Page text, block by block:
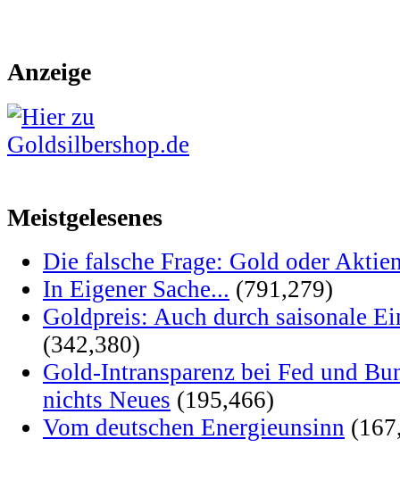
Anzeige
Meistgelesenes
Die falsche Frage: Gold oder
In Eigener Sache... (791,279)
Goldpreis: Auch durch saisonale
(342,380)
Gold-Intransparenz bei Fed und
nichts Neues (195,466)
Vom deutschen Energieunsinn